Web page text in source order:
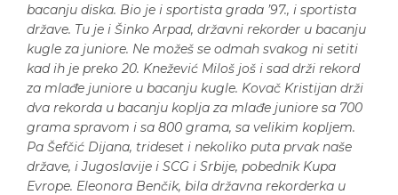
bacanju diska. Bio je i sportista grada ’97., i sportista
države. Tu je i Šinko Arpad, državni rekorder u bacanju
kugle za juniore. Ne možeš se odmah svakog ni setiti
kad ih je preko 20. Knežević Miloš još i sad drži rekord
za mlađe juniore u bacanju kugle. Kovač Kristijan drži
dva rekorda u bacanju koplja za mlađe juniore sa 700
grama spravom i sa 800 grama, sa velikim kopljem.
Pa Šefčić Dijana, trideset i nekoliko puta prvak naše
države, i Jugoslavije i SCG i Srbije, pobednik Kupa
Evrope. Eleonora Benčik, bila državna rekorderka u